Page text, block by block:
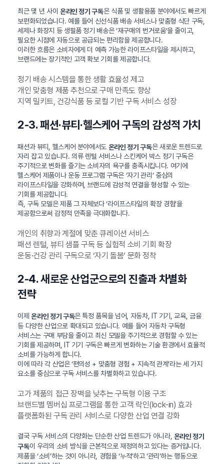
최근 몇 년 사이 온라인 정기 구독은 식품 및 생활용품 분야에서도 빠르게
보편화되었습니다. 예를 들어 신선식품 배송 서비스나 맞춤형 식단 구독,
세제나 화장지 등 생필품 정기 배송은 ‘재구매의 번거로움’을 줄이고,
필요한 시점에 자동으로 공급되는 편리함을 제공합니다.
이러한 흐름은 소비자에게 더 예측 가능한 라이프스타일을 제시하고,
브랜드에는 장기적인 고객 확보 기회를 제공합니다.
정기 배송 시스템을 통한 생활 효율성 제고
개인 맞춤형 제품 추천으로 구매 만족도 향상
지역 밀키트, 건강식품 등 로컬 기반 구독 서비스 성장
2-3. 패션·뷰티·헬스케어 구독의 감성적 가치
패션과 뷰티, 헬스케어 분야에서도 온라인 정기 구독은 새로운 트렌드로
자리 잡고 있습니다. 의류 렌털 서비스나 스킨케어 박스 정기 구독은
주기적으로 변화를 즐기는 소비자의 욕구를 충족시킵니다. 여기에
헬스케어 제품이나 운동 프로그램 구독은 ‘자기 관리’ 중심의
라이프스타일을 강화하며, 브랜드에 감성적 연결을 형성할 수 있는
기회를 제공합니다.
즉, 구독 모델은 제품 그 자체보다 ‘라이프스타일의 확장 경험’을
제공함으로써 감정적 만족을 극대화합니다.
개인의 취향과 계절에 맞춘 큐레이션 서비스
패션 렌털, 뷰티 샘플 구독 등 실험적 소비 기회 확장
운동·건강 관리 구독으로 ‘자기 돌봄’ 문화 정착
2-4. 새로운 산업군으로의 진출과 차별화
전략
이제온라인 정기 구독은 특정 품목을 넘어, 자동차, IT 기기, 교육, 금융
등 다양한 산업으로 확대되고 있습니다. 예를 들어 자동차 구독형
서비스는 구매 부담을 줄이고 최신 모델을 주기적으로 경험할 수 있는
기회를 제공하며, IT 기기 구독은 빠르게 변화하는 기술 환경에서 효율적
소비를 가능하게 합니다.
이에 따라 각 산업은 ‘편의성 + 맞춤형 경험 + 지속적 관계’라는 세 가지
요소를 중심으로 구독 서비스를 차별화하고 있습니다.
고가 제품의 접근 장벽을 낮추는 구독형 이용 구조
브랜드별 멤버십 프로그램을 통한 고객 락인(lock-in) 효과
플랫폼화된 구독 관리 서비스로 다양한 산업 연결 강화
결국 구독 서비스의 다양화는 단순한 산업 트렌드가 아니라, 온라인 정기
구독이 우리의 소비 방식을 근본적으로 재정의하고 있다는 증거입니다.
제품을 ‘소비’하는 것이 아니라, 경험을 ‘누적’하고 ‘관리’하는 행동으로